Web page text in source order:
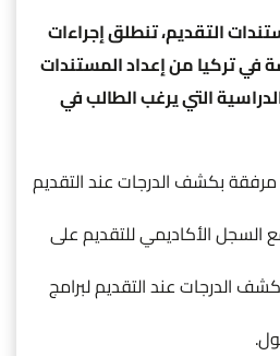
التقديم، تنطلق إجراءات
في تركيا من إعداد المستندات
التي يرغب الطالب في
مرفقة بكشف الدرجات عند التقديم
السجل الأكاديمي للتقديم على
الدرجات عند التقديم لبرامج